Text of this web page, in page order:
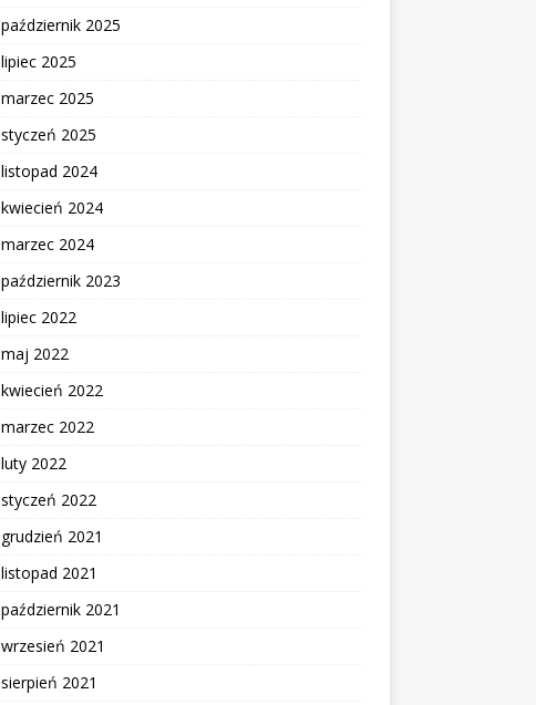
październik 2025
lipiec 2025
marzec 2025
styczeń 2025
listopad 2024
kwiecień 2024
marzec 2024
październik 2023
lipiec 2022
maj 2022
kwiecień 2022
marzec 2022
luty 2022
styczeń 2022
grudzień 2021
listopad 2021
październik 2021
wrzesień 2021
sierpień 2021